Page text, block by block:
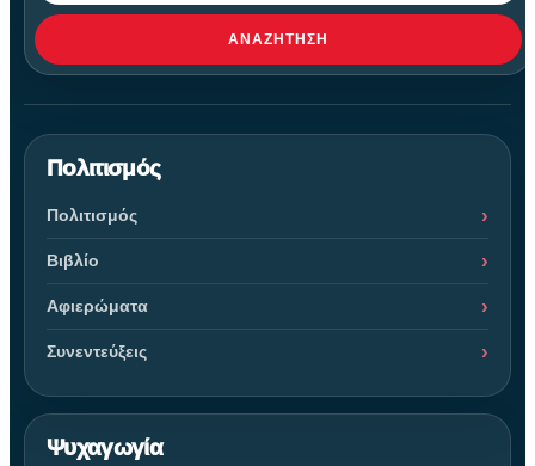
ΑΝΑΖΉΤΗΣΗ
Πολιτισμός
Πολιτισμός
Βιβλίο
Αφιερώματα
Συνεντεύξεις
Ψυχαγωγία